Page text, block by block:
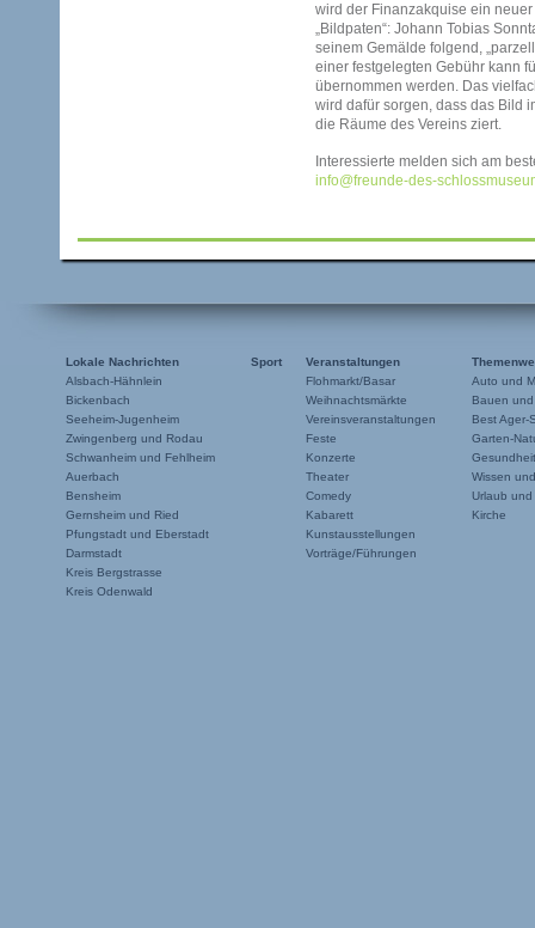
wird der Finanzakquise ein
„Bildpaten“: Johann Tobias
seinem Gemälde folgend,
einer festgelegten Gebühr kann
übernommen werden. Das
wird dafür sorgen, dass das Bild
die Räume des Vereins ziert.
Interessierte melden sich am
info@freunde-des-
Lokale Nachrichten
Alsbach-Hähnlein
Bickenbach
Seeheim-Jugenheim
Zwingenberg und Rodau
Schwanheim und Fehlheim
Auerbach
Bensheim
Gernsheim und Ried
Pfungstadt und Eberstadt
Darmstadt
Kreis Bergstrasse
Kreis Odenwald
Sport
Veranstaltungen
Flohmarkt/Basar
Weihnachtsmärkte
Vereinsveranstaltungen
Feste
Konzerte
Theater
Comedy
Kabarett
Kunstausstellungen
Vorträge/Führungen
Auto und
Bauen
Best Ager-
Garten-
Wissen
Urlaub und
Kirche